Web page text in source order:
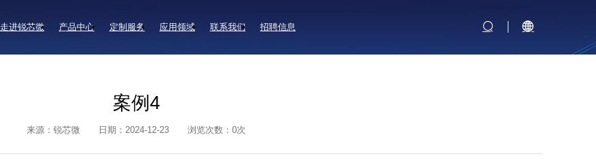
走进锐芯微 产品中心 定制服务 应用领域 联系我们 招聘信息
案例4
来源：锐芯微 日期：2024-12-23 浏览次数： 0次